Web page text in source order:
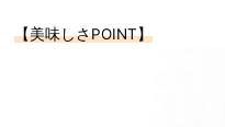
【美味しさPOINT】